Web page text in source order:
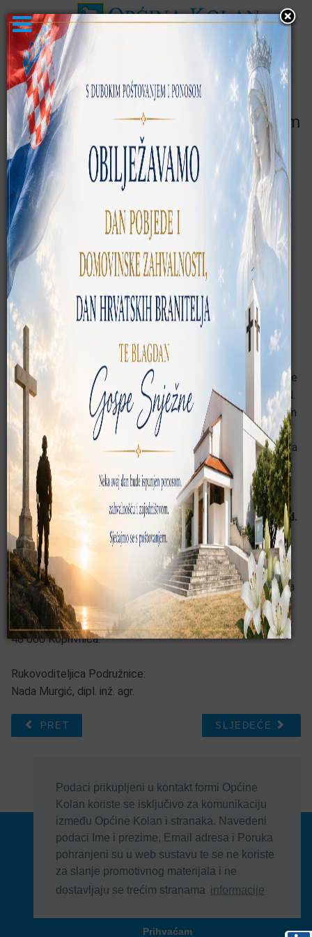
Podaci prikupljeni u kontakt formi Općine
Kolan koriste se isključivo za komunikaciju
između Općine Kolan i stranaka. Navedeni
podaci Ime i prezime, Email adresa i Poruka
pohranjeni su u web sustavu te se ne koriste
za slanje promotivnog materijala i ne
dostavljaju se trećim stranama informacije
Prihvaćam
Novosti
OBAVIJEST o ponovljenom Javnom
uvidu i Javnoj raspravi
KATEGORIJA:
AKTUALNOSTI
OBJAVLJENO: 07 LISTOPAD 2016
o prijedlogu Programa
gospodarenja za šume
šumoposjednika za
gospodarsku jedinicu
Savjetodavna služba
obavještava sve zainteresirane da je izrađen uređajni
elaborat za g.j. „PAŠKE ŠUME“ za razdoblje od deset
godina (1.1. 20115. – 31.12.2024.). Gospodarska jedinica
„PAŠKE ŠUME“ u prostornom smislu obuhvaća katastarske
općine: BARBATI, DINJIŠKA, KOLAN, NOVALJA, PAG, LUN.
Svi zainteresirani građani, udruge i ustanove mogu Program
gospodarenja šumama šumoposjednika pogledati u
prostorijama gradova Pag i Novalja i općina Kolan i Povljana
od 12. do 28. listopada 2016. radnim danom od 8:00 do
13:00 sati
JAVNA RASPRAVA održat će se 2. studenog 2016. god.
u slijedećim terminima: Grad Novalja u 11:00 sati,
Općina Kolan u 12:00 sati, Grad Pag u 13.00 i Općina
Povljana u14:00 sati.
Primjedbe i prijedlozi, u pisanom obliku, mogu se predati za
vrijeme trajanja uvida, ili poslati poštom, na adresu UŠP
Koprivnica, Odjel za uređivanje šuma, Ivana Meštrovića 28,
48 000 Koprivnica.
Rukovoditeljica Podružnice:
Nada Murgić, dipl. inž. agr.
PRET SLJEDEĆE
© Općina Kolan , Općinska uprava 2016 - 2026
Develop & Host byTJstudio.info
| Uvjeti korištenja | Kontakt
| Formular
| Impressum